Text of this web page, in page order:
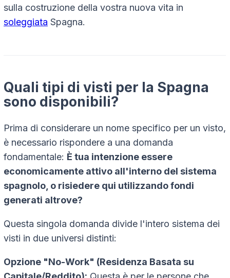
sulla costruzione della vostra nuova vita in
soleggiata Spagna.
Quali tipi di visti per la Spagna
sono disponibili?
Prima di considerare un nome specifico per un visto,
è necessario rispondere a una domanda
fondamentale: È tua intenzione essere
economicamente attivo all'interno del sistema
spagnolo, o risiedere qui utilizzando fondi
generati altrove?
Questa singola domanda divide l'intero sistema dei
visti in due universi distinti:
Opzione "No-Work" (Residenza Basata su